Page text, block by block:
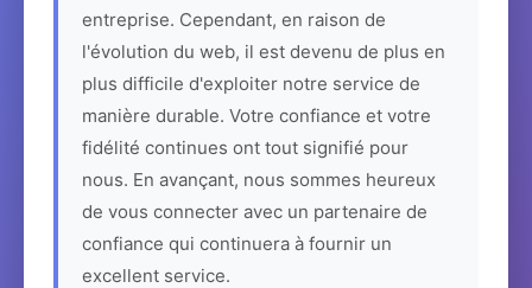
entreprise. Cependant, en raison de
l'évolution du web, il est devenu de plus en
plus difficile d'exploiter notre service de
manière durable. Votre confiance et votre
fidélité continues ont tout signifié pour
nous. En avançant, nous sommes heureux
de vous connecter avec un partenaire de
confiance qui continuera à fournir un
excellent service.